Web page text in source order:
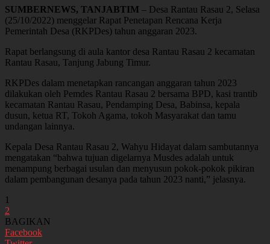
SUMBERNEWS, TANJABTIM – Desa Rantau Rasau 2, Selasa
(25/10/2022) menggelar Rapat Penetapan Rencana Kerja
Pemerintah Desa (RKPDes) tahun anggaran 2023.
Rapat berlangsung di aula kantor desa Rantau Rasau 2 kecamatan
Rantau Rasau, Tanjung Jabung Timur.
RKPDes dalam menetapkan rancangan anggaran tahun 2023
dilakukan oleh Pemdes Rantau Rasau 2 bersama BPD, kasi trantib
kecamatan Rantau Rasau, Pendamping Desa, Babinsa, kepala
dusun, ketua RT, Tokoh Agama, tokoh Masyarakat dan tamu
undangan lainnya.
Kepala Desa Rantau Rasau 2, Wahyu Hidayat dalam sambutannya
mengatakan “bahwa tujuan digelarnya Musdes adalah untuk
menampung berbagai usulan dan menyusun pokok-pokok pikiran
dalam pembangunan desanya pada tahun 2023 nanti,” jelasnya.
1
2
BAGIKAN
Facebook